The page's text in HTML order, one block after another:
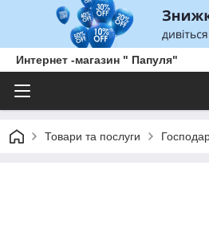
Интернет -магазин " Папуля"
Товари та послуги